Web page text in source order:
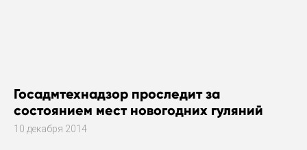
Госадмтехнадзор проследит за
состоянием мест новогодних гуляний
10 декабря 2014